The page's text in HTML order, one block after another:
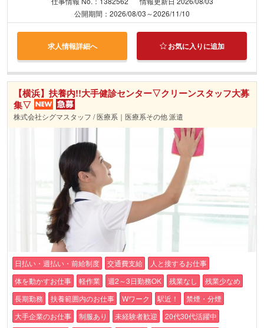
公開期間：2026/08/03～2026/11/10
求人情報詳細へ お気に入りに追加
【横浜】扶養内!!大手健診センター▽クリーンスタッフ大募
集▽
株式会社シグマスタッフ / 医療系｜医療系その他 派遣
日払い・週払い・前給制度 交通費支給
人と接するお仕事
体を動かすお仕事
軽作業 週2～3日勤務OK 残業なし
残業少なめ
長期勤務
扶養範囲内のお仕事 Wワーク 駅近！
禁煙・分煙
大手企業のお仕事
制服あり 未経験者歓迎
20代30代活躍中